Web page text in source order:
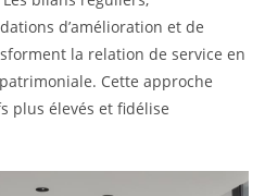
d’amélioration et de
la relation de service en
Cette approche
plus élevés et fidélise